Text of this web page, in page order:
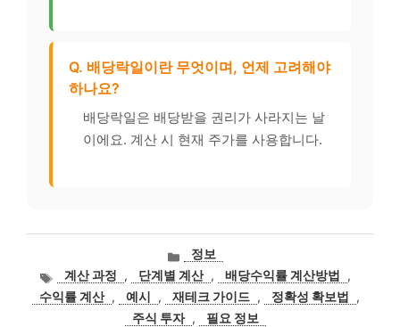
Q. 배당락일이란 무엇이며, 언제 고려해야
하나요?
배당락일은 배당받을 권리가 사라지는 날
이에요. 계산 시 현재 주가를 사용합니다.
카
테
고
리
정보
태
그
계산 과정 , 단계별 계산 , 배당수익률 계산방법
,
수익률 계산 , 예시 , 재테크 가이드 , 정확성 확보법
,
주식 투자 ,
필요 정보